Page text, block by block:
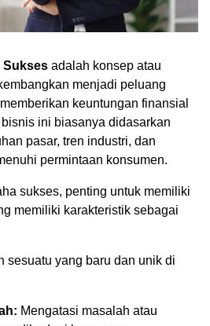
Sukses adalah konsep atau
menjadi peluang
keuntungan finansial
ini biasanya didasarkan
pasar, tren industri, dan
permintaan konsumen.
sukses, penting untuk memiliki
memiliki karakteristik sebagai
sesuatu yang baru dan unik di
Mengatasi masalah atau